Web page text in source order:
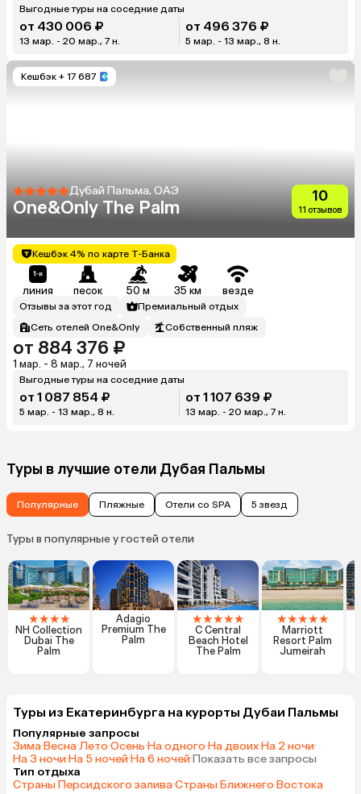
Выгодные туры на соседние даты
от 430 006 ₽
13 мар. - 20 мар., 7 н.
от 496 376 ₽
5 мар. - 13 мар., 8 н.
Кешбэк + 17 687
Дубай Пальма, ОАЭ
One&Only The Palm
10
11 отзывов
Кешбэк 4% по карте Т-Банка
линия песок 50 м 35 км везде
Отзывы за этот год
Премиальный отдых
Сеть отелей One&Only
Собственный пляж
от 884 376 ₽
1 мар. - 8 мар., 7 ночей
Выгодные туры на соседние даты
от 1 087 854 ₽
5 мар. - 13 мар., 8 н.
от 1 107 639 ₽
13 мар. - 20 мар., 7 н.
Туры в лучшие отели Дубая Пальмы
Популярные Пляжные Отели со SPA 5 звезд
Туры в популярные у гостей отели
★★★★
NH Collection
Dubai The
Palm
Adagio
Premium The
Palm
★★★★★
C Central
Beach Hotel
The Palm
★★★★★
Marriott
Resort Palm
Jumeirah
Туры из Екатеринбурга на курорты Дубаи Пальмы
Популярные запросы
Зима·Весна·Лето·Осень·На одного·На двоих·На 2 ночи·
На 3 ночи·На 5 ночей·На 6 ночей·Показать все запросы
Тип отдыха
Страны Персидского залива·Страны Ближнего Востока